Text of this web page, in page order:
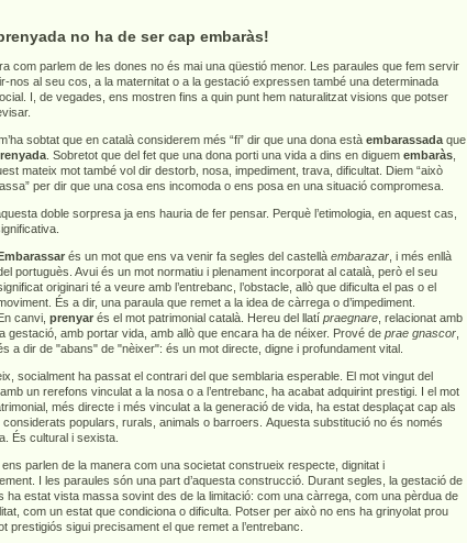
no ha de ser cap embaràs!
com parlem de les dones no és mai una qüestió menor. Les paraules que fem servir
nos al seu cos, a la maternitat o a la gestació expressen també una determinada
I, de vegades, ens mostren fins a quin punt hem naturalitzat visions que potser
sobtat que en català considerem més “fi” dir que una dona està embarassada que
. Sobretot que del fet que una dona porti una vida a dins en diguem embaràs
mateix mot també vol dir destorb, nosa, impediment, trava, dificultat. Diem “això
per dir que una cosa ens incomoda o ens posa en una situació compromesa.
doble sorpresa ja ens hauria de fer pensar. Perquè l’etimologia, en aquest cas,
és un mot que ens va venir fa segles del castellà embarazar , i més enllà
portuguès. Avui és un mot normatiu i plenament incorporat al català, però el seu
originari té a veure amb l’entrebanc, l’obstacle, allò que dificulta el pas o el
És a dir, una paraula que remet a la idea de càrrega o d’impediment.
canvi, prenyar és el mot patrimonial català. Hereu del llatí praegnare , relacionat amb
gestació, amb portar vida, amb allò que encara ha de néixer. Prové de prae gnascor
a dir de "abans" de "nèixer": és un mot directe, digne i profundament vital.
socialment ha passat el contrari del que semblaria esperable. El mot vingut del
un rerefons vinculat a la nosa o a l’entrebanc, ha acabat adquirint prestigi. I el mot
més directe i més vinculat a la generació de vida, ha estat desplaçat cap als
populars, rurals, animals o barroers. Aquesta substitució no és només
És cultural i sexista.
ens parlen de la manera com una societat construeix respecte, dignitat i
I les paraules són una part d’aquesta construcció. Durant segles, la gestació de
ha estat vista massa sovint des de la limitació: com una càrrega, com una pèrdua de
com un estat que condiciona o dificulta. Potser per això no ens ha grinyolat prou
prestigiós sigui precisament el que remet a l’entrebanc.